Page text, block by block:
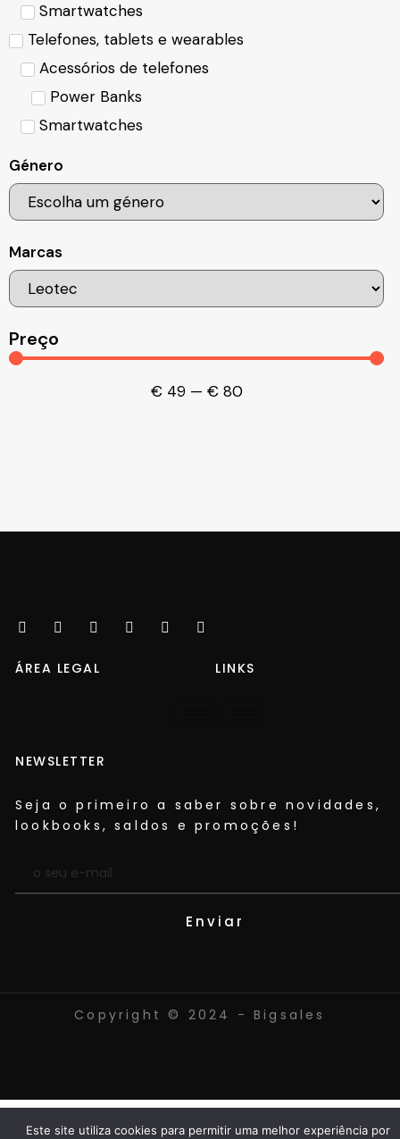
Smartwatches
Telefones, tablets e wearables
Acessórios de telefones
Power Banks
Smartwatches
Género
Marcas
Preço
€ 49— € 80
ÁREA LEGAL LINKS
NEWSLETTER
Seja o primeiro a saber sobre novidades,
lookbooks, saldos e promoções!​
Enviar
Copyright © 2024 - Bigsales
Este site utiliza cookies para permitir uma melhor experiência por